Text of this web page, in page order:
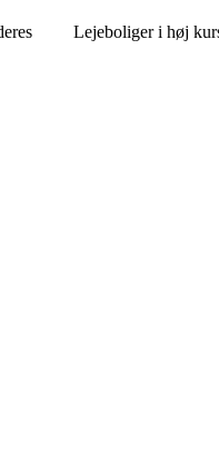
Lejeboliger i høj